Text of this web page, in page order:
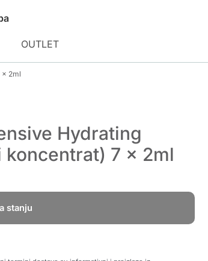
OUTLET
x 2ml
Hydrating
7 x 2ml
stanju